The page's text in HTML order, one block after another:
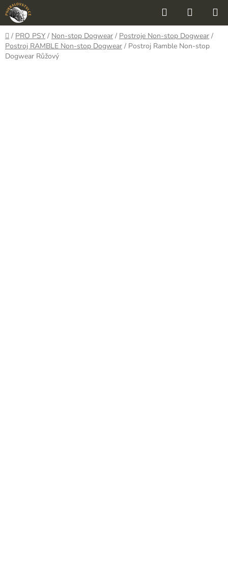
Přejít
na
obsah
Hledat
KOŠÍK
Domů
/ PRO PSY / Non-stop Dogwear / Postroje Non-stop Dogwear /
Postroj RAMBLE Non-stop Dogwear / Postroj Ramble Non-stop
Dogwear Růžový